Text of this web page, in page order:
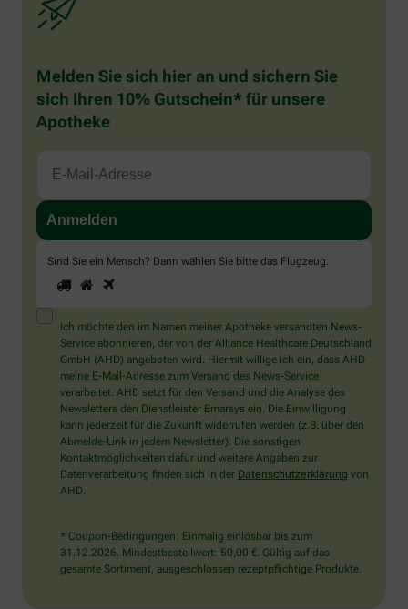
Melden Sie sich hier an und sichern Sie
sich Ihren 10% Gutschein* für unsere
Apotheke
Sind Sie ein Mensch? Dann wählen Sie bitte das Flugzeug.
Sind
Sie
ein
Mensch?
Dann
wählen
Sie
bitte
das
Flugzeug.
1 2
Ich möchte den im Namen meiner Apotheke versandten News-
Service abonnieren, der von der Alliance Healthcare Deutschland
GmbH (AHD) angeboten wird. Hiermit willige ich ein, dass AHD
meine E-Mail-Adresse zum Versand des News-Service
verarbeitet. AHD setzt für den Versand und die Analyse des
Newsletters den Dienstleister Emarsys ein. Die Einwilligung
kann jederzeit für die Zukunft widerrufen werden (z.B. über den
Abmelde-Link in jedem Newsletter). Die sonstigen
Kontaktmöglichkeiten dafür und weitere Angaben zur
Datenverarbeitung finden sich in der Datenschutzerklärung von
AHD.
* Coupon-Bedingungen: Einmalig einlösbar bis zum
31.12.2026. Mindestbestellwert: 50,00 €. Gültig auf das
gesamte Sortiment, ausgeschlossen rezeptpflichtige Produkte.